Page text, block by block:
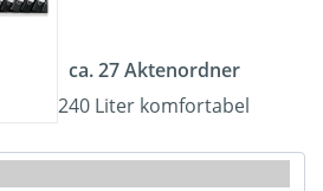
ca. 27 Aktenordner
240 Liter komfortabel